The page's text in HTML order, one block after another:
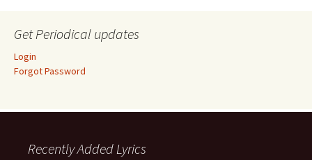
Get Periodical updates
Login
Forgot Password
Recently Added Lyrics